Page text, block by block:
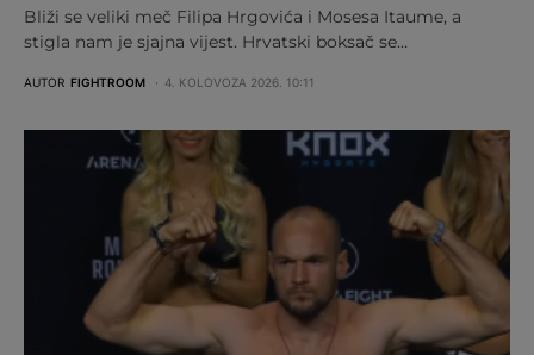
Bliži se veliki meč Filipa Hrgovića i Mosesa Itaume, a
stigla nam je sjajna vijest. Hrvatski boksač se…
AUTOR FIGHTROOM 4. KOLOVOZA 2026. 10:11